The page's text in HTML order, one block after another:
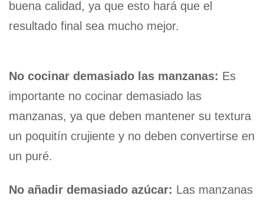
buena calidad, ya que esto hará que el
resultado final sea mucho mejor.
No cocinar demasiado las manzanas: Es
importante no cocinar demasiado las
manzanas, ya que deben mantener su textura
un poquitín crujiente y no deben convertirse en
un puré.
No añadir demasiado azúcar: Las manzanas